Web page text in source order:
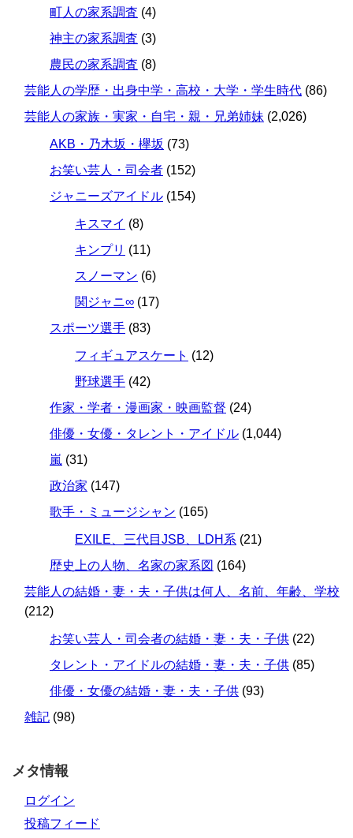
町人の家系調査 (4)
神主の家系調査 (3)
農民の家系調査 (8)
芸能人の学歴・出身中学・高校・大学・学生時代 (86)
芸能人の家族・実家・自宅・親・兄弟姉妹 (2,026)
AKB・乃木坂・欅坂 (73)
お笑い芸人・司会者 (152)
ジャニーズアイドル (154)
キスマイ (8)
キンプリ (11)
スノーマン (6)
関ジャニ∞ (17)
スポーツ選手 (83)
フィギュアスケート (12)
野球選手 (42)
作家・学者・漫画家・映画監督 (24)
俳優・女優・タレント・アイドル (1,044)
嵐 (31)
政治家 (147)
歌手・ミュージシャン (165)
EXILE、三代目JSB、LDH系 (21)
歴史上の人物、名家の家系図 (164)
芸能人の結婚・妻・夫・子供は何人、名前、年齢、学校
(212)
お笑い芸人・司会者の結婚・妻・夫・子供 (22)
タレント・アイドルの結婚・妻・夫・子供 (85)
俳優・女優の結婚・妻・夫・子供 (93)
雑記 (98)
メタ情報
ログイン
投稿フィード